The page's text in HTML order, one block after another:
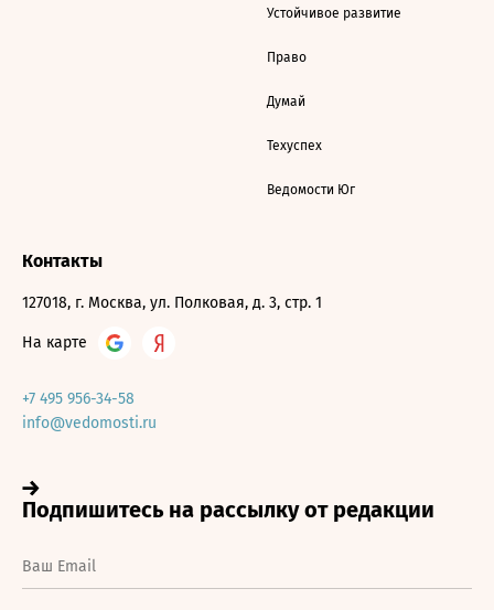
Устойчивое развитие
Право
Думай
Техуспех
Ведомости Юг
Контакты
127018, г. Москва, ул. Полковая, д. 3, стр. 1
На карте
+7 495 956-34-58
info@vedomosti.ru